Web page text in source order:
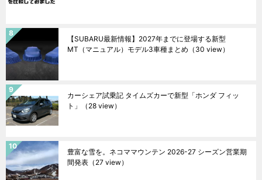
【SUBARU最新情報】2027年までに登場する新型
MT（マニュアル）モデル3車種まとめ （30 view）
カーシェア試乗記 タイムズカーで新型「ホンダ フィッ
ト」
（28 view）
豊富な雪を。ネコママウンテン 2026-27 シーズン営業期
間発表 （27 view）